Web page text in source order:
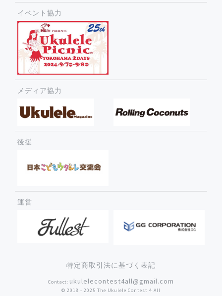
イベント協力
メディア協力
後援
運営
特定商取引法に基づく表記
Contact: ukulelecontest4all@gmail.com
©︎ 2018 - 2025 The Ukulele Contest 4 All